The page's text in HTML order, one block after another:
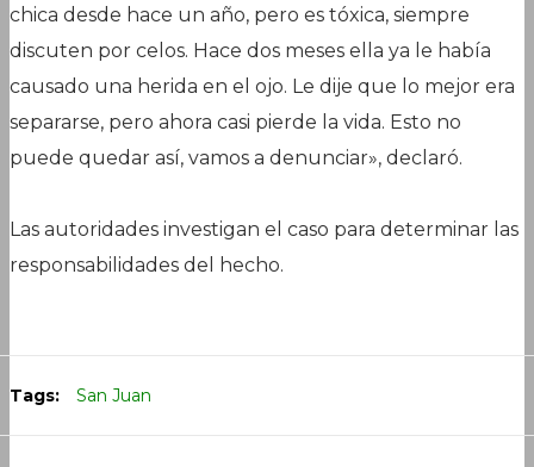
chica desde hace un año, pero es tóxica, siempre
discuten por celos. Hace dos meses ella ya le había
causado una herida en el ojo. Le dije que lo mejor era
separarse, pero ahora casi pierde la vida. Esto no
puede quedar así, vamos a denunciar», declaró.
Las autoridades investigan el caso para determinar las
responsabilidades del hecho.
Tags: San Juan